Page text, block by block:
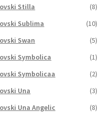
Stilla
(8)
Sublima
(10)
Swan
(5)
Symbolica
(1)
Symbolicaa
(2)
Una
(3)
Una Angelic
(8)